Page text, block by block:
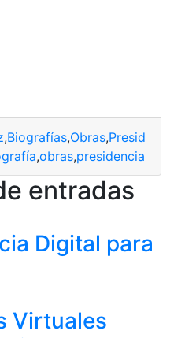
,Biografías,Obras,Presidentes
,obras,presidencia
entradas
Digital para
Virtuales